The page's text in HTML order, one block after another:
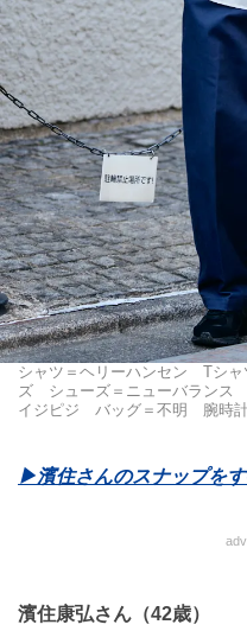
シャツ＝ヘリーハンセン Tシ
ズ シューズ＝ニューバランス
イジピジ バッグ＝不明 腕時
▶︎濱住さんのスナップを
濱住康弘さん（42歳）